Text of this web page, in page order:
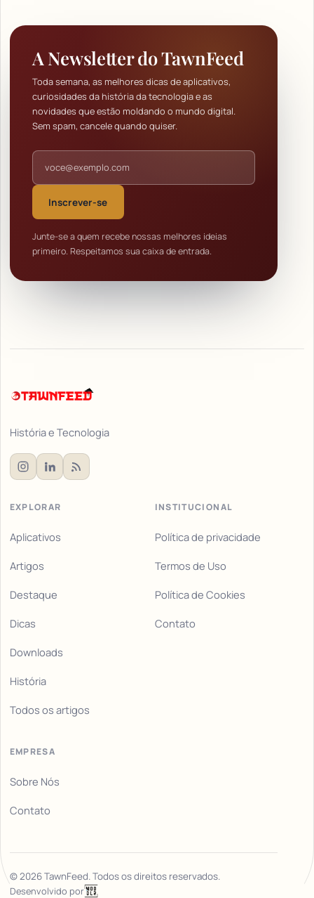
A Newsletter do TawnFeed
Toda semana, as melhores dicas de aplicativos,
curiosidades da história da tecnologia e as
novidades que estão moldando o mundo digital.
Sem spam, cancele quando quiser.
Endereço de e-mail
Inscrever-se
Junte-se a quem recebe nossas melhores ideias
primeiro. Respeitamos sua caixa de entrada.
História e Tecnologia
EXPLORAR
Aplicativos
Artigos
Destaque
Dicas
Downloads
História
Todos os artigos
INSTITUCIONAL
Política de privacidade
Termos de Uso
Política de Cookies
Contato
EMPRESA
Sobre Nós
Contato
©2026TawnFeed. Todos os direitos reservados.
Desenvolvido por